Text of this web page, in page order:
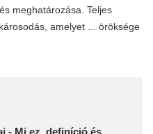
meghatározása. Teljes
amelyet ... öröksége
- Mi ez, definíció és